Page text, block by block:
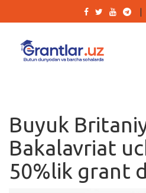
Ishlar
Kurslar
Blog
Buyuk
Bakalavriat
50%lik grant